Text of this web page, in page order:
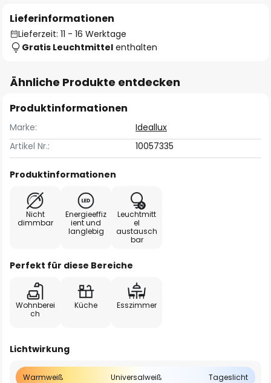
Lieferinformationen
Lieferzeit: 11 - 16 Werktage
Gratis Leuchtmittel enthalten
Ähnliche Produkte entdecken
Produktinformationen
Marke:
Ideallux
Artikel Nr.:
10057335
Produktinformationen
Nicht
dimmbar
Energieeffiz
ient und
langlebig
Leuchtmitt
el
austausch
bar
Perfekt für diese Bereiche
Wohnberei
ch
Küche Esszimmer
Lichtwirkung
Warmweiß Universalweiß Tageslicht